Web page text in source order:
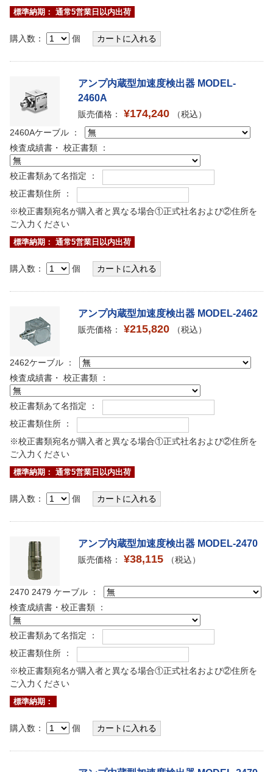
標準納期： 通常5営業日以内出荷
購入数： 個
アンプ内蔵型加速度検出器 MODEL-
2460A
販売価格： ¥174,240
（税込）
2460Aケーブル ：
検査成績書・ 校正書類 ：
校正書類あて名指定 ：
校正書類住所 ：
※校正書類宛名が購入者と異なる場合①正式社名および②住所を
ご入力ください
標準納期： 通常5営業日以内出荷
購入数： 個
アンプ内蔵型加速度検出器 MODEL-2462
販売価格： ¥215,820 （税込）
2462ケーブル ：
検査成績書・ 校正書類 ：
校正書類あて名指定 ：
校正書類住所 ：
※校正書類宛名が購入者と異なる場合①正式社名および②住所を
ご入力ください
標準納期： 通常5営業日以内出荷
購入数： 個
アンプ内蔵型加速度検出器 MODEL-2470
販売価格： ¥38,115 （税込）
2470 2479 ケーブル ：
検査成績書・校正書類 ：
校正書類あて名指定 ：
校正書類住所 ：
※校正書類宛名が購入者と異なる場合①正式社名および②住所を
ご入力ください
標準納期：
購入数： 個